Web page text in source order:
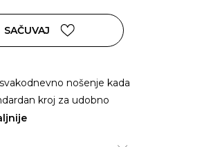
SAČUVAJ
nošenje kada
kroj za udobno